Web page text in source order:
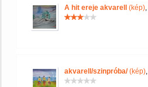
A hit ereje akvarell (kép),
akvarell/szinpróba/(kép),